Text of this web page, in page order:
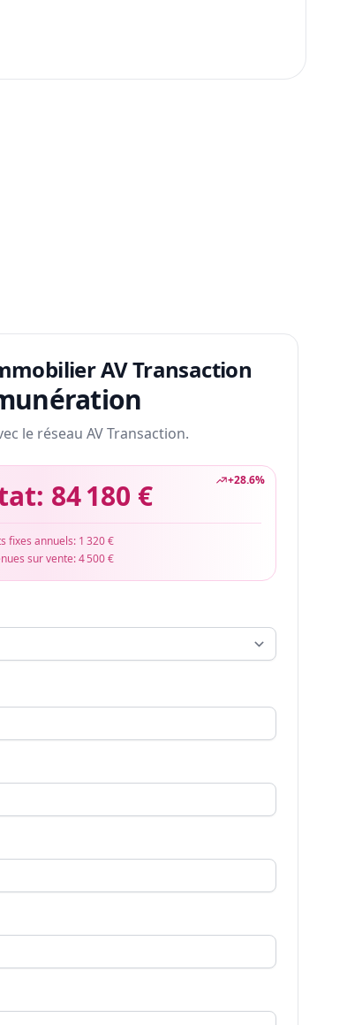
AV Transaction
le réseau AV Transaction.
+28.6%
84 180 €
fixes annuels: 1 320 €
sur vente:4 500 €